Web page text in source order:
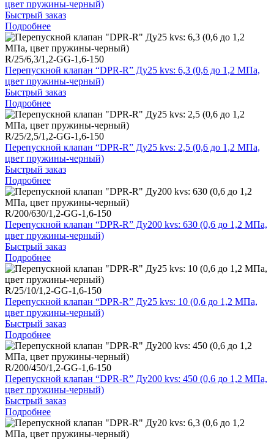
цвет пружины-черный)
Быстрый заказ
Подробнее
R/25/6,3/1,2-GG-1,6-150
Перепускной клапан “DPR-R” Ду25 kvs: 6,3 (0,6 до 1,2 МПа,
цвет пружины-черный)
Быстрый заказ
Подробнее
R/25/2,5/1,2-GG-1,6-150
Перепускной клапан “DPR-R” Ду25 kvs: 2,5 (0,6 до 1,2 МПа,
цвет пружины-черный)
Быстрый заказ
Подробнее
R/200/630/1,2-GG-1,6-150
Перепускной клапан “DPR-R” Ду200 kvs: 630 (0,6 до 1,2 МПа,
цвет пружины-черный)
Быстрый заказ
Подробнее
R/25/10/1,2-GG-1,6-150
Перепускной клапан “DPR-R” Ду25 kvs: 10 (0,6 до 1,2 МПа,
цвет пружины-черный)
Быстрый заказ
Подробнее
R/200/450/1,2-GG-1,6-150
Перепускной клапан “DPR-R” Ду200 kvs: 450 (0,6 до 1,2 МПа,
цвет пружины-черный)
Быстрый заказ
Подробнее